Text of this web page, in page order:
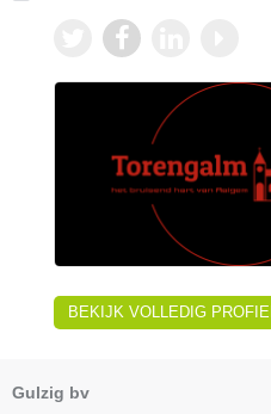
BEKIJK VOLLEDIG PROFIEL
Gulzig bv